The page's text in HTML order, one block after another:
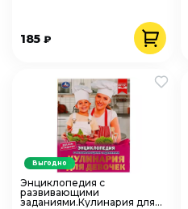
185 ₽
Энциклопедия с
развивающими
заданиями.Кулинария для
Выгодно